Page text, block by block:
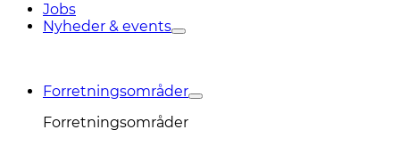
Jobs
Nyheder & events
Forretningsområder
Forretningsområder